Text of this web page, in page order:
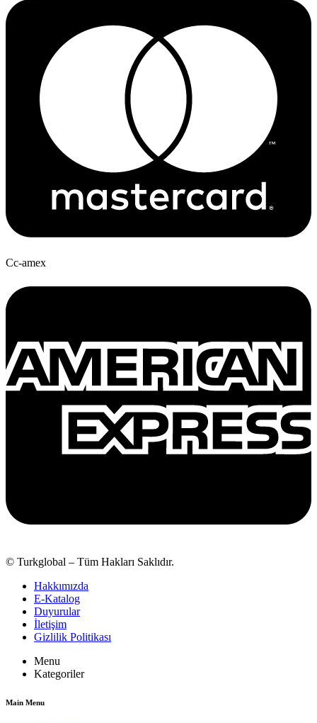
Cc-amex
© Turkglobal – Tüm Hakları Saklıdır.
Hakkımızda
E-Katalog
Duyurular
İletişim
Gizlilik Politikası
Menu
Kategoriler
Main Menu